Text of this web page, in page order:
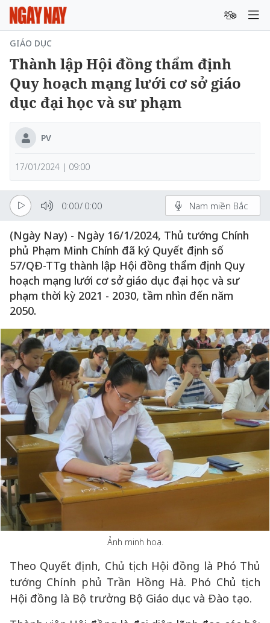
GIÁO DỤC
Thành lập Hội đồng thẩm định
Quy hoạch mạng lưới cơ sở giáo
dục đại học và sư phạm
PV
17/01/2024 | 09:00
0:00/ 0:00 Nam miền Bắc
(Ngày Nay) - Ngày 16/1/2024, Thủ tướng Chính
phủ Phạm Minh Chính đã ký Quyết định số
57/QĐ-TTg thành lập Hội đồng thẩm định Quy
hoạch mạng lưới cơ sở giáo dục đại học và sư
phạm thời kỳ 2021 - 2030, tầm nhìn đến năm
2050.
Ảnh minh hoạ.
Theo Quyết định, Chủ tịch Hội đồng là Phó Thủ
tướng Chính phủ Trần Hồng Hà. Phó Chủ tịch
Hội đồng là Bộ trưởng Bộ Giáo dục và Đào tạo.